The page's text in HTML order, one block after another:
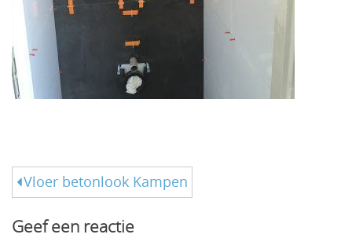
Bericht
navigatie
Vloer betonlook Kampen
Geef een reactie